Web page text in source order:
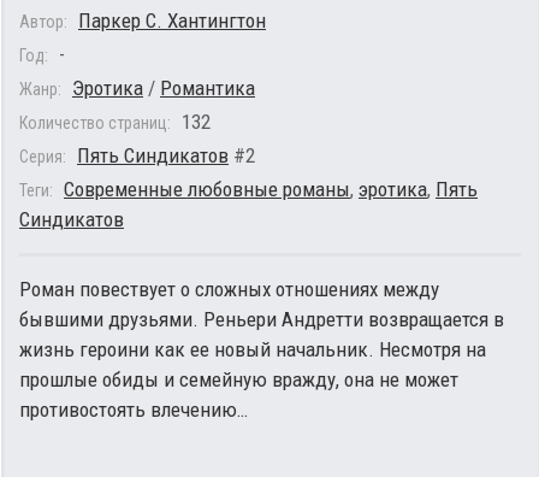
Автор: Паркер С. Хантингтон
Год: -
Жанр: Эротика / Романтика
Количество страниц: 132
Серия: Пять Синдикатов #2
Теги: Современные любовные романы, эротика, Пять
Синдикатов
Роман повествует о сложных отношениях между
бывшими друзьями. Реньери Андретти возвращается в
жизнь героини как ее новый начальник. Несмотря на
прошлые обиды и семейную вражду, она не может
противостоять влечению…